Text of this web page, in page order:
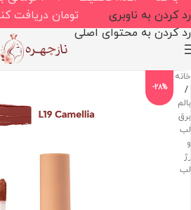
رد کردن به ناوبری
رد کردن به محتوای اصلی
تومان دریافت
خانه
/
بالم،
برق
لب
و
رژ
لب
-28%